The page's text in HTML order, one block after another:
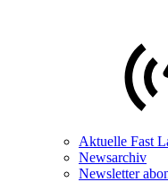
Aktuelle Fast
Newsarchiv
Newsletter